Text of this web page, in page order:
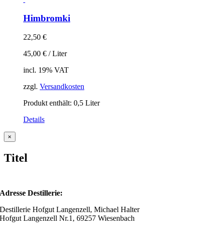
Himbromki
22,50 €
45,00 € /Liter
incl. 19% VAT
zzgl. Versandkosten
Produkt enthält: 0,5 Liter
Details
Close
product
view
×
Titel
Adresse Destillerie:
Destillerie Hofgut Langenzell, Michael Halter
Hofgut Langenzell Nr.1, 69257 Wiesenbach